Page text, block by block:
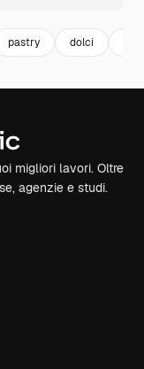
pastry dolci
migliori lavori. Oltre
agenzie e studi.